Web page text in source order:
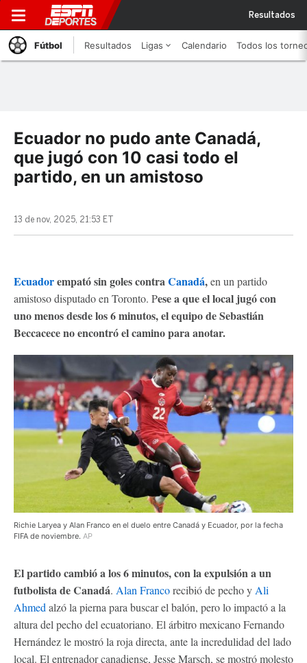
Resultados
Fútbol Resultados Ligas Calendario Todos los
Ecuador no pudo ante Canadá,
que jugó con 10 casi todo el
partido, en un amistoso
13 de nov, 2025, 21:53 ET
Ecuadorempató sin goles contraCanadá,en un partido
amistoso disputado en Toronto. Pese a que el local jugó con
uno menos desde los 6 minutos, el equipo de Sebastián
Beccacece no encontró el camino para anotar.
Richie Laryea y Alan Franco en el duelo entre Canadá y Ecuador, por la fecha
FIFA de noviembre. AP
El partido cambió a los 6 minutos, con la expulsión a un
futbolista de Canadá. Alan Francorecibió de pecho y Ali
Ahmed alzó la pierna para buscar el balón, pero lo impactó a la
altura del pecho del ecuatoriano. El árbitro mexicano Fernando
Hernández le mostró la roja directa, ante la incredulidad del lado
local. El entrenador canadiense, Jesse Marsch, se mostró molesto